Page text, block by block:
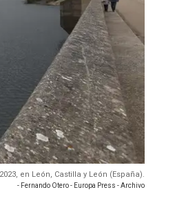
en León, Castilla y León (España).
- Fernando Otero - Europa Press - Archivo